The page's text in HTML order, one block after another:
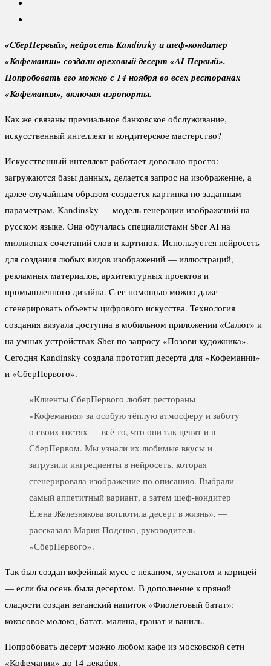
«СберПервый», нейросеть Kandinsky и шеф-кондитер
«Кофемании» создали ореховый десерт «AI Первый».
Попробовать его можно с 14 ноября во всех ресторанах
«Кофемания», включая аэропорты.
Как же связаны премиальное банковское обслуживание,
искусственный интеллект и кондитерское мастерство?
Искусственный интеллект работает довольно просто:
загружаются базы данных, делается запрос на изображение, а
далее случайным образом создается картинка по заданным
параметрам. Kandinsky — модель генерации изображений на
русском языке. Она обучалась специалистами Sber AI на
миллионах сочетаний слов и картинок. Используется нейросеть
для создания любых видов изображений — иллюстраций,
рекламных материалов, архитектурных проектов и
промышленного дизайна. С ее помощью можно даже
сгенерировать объекты цифрового искусства. Технология
создания визуала доступна в мобильном приложении «Салют» и
на умных устройствах Sber по запросу «Позови художника».
Сегодня Kandinsky создала прототип десерта для «Кофемании»
и «СберПервого».
«Клиенты СберПервого любят рестораны
«Кофемания» за особую тёплую атмосферу и заботу
о своих гостях — всё то, что они так ценят и в
СберПервом. Мы узнали их любимые вкусы и
загрузили ингредиенты в нейросеть, которая
сгенерировала изображение по описанию. Выбрали
самый аппетитный вариант, а затем шеф-кондитер
Елена Железнякова воплотила десерт в жизнь», —
рассказала Мария Поденко, руководитель
«СберПервого».
Так был создан кофейный мусс с пеканом, мускатом и корицей
— если бы осень была десертом. В дополнение к пряной
сладости создан веганский напиток «Фиолетовый батат»:
кокосовое молоко, батат, малина, гранат и ваниль.
Попробовать десерт можно любом кафе из московской сети
«Кофемании» до 14 декабря.